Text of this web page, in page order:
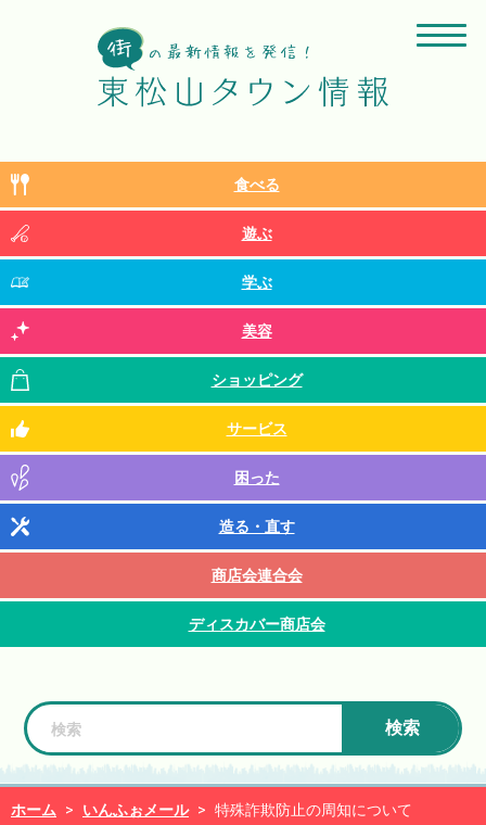
食べる
遊ぶ
学ぶ
美容
ショッピング
サービス
困った
造る・直す
商店会連合会
ディスカバー商店会
検索
ホーム > いんふぉメール > 特殊詐欺防止の周知について